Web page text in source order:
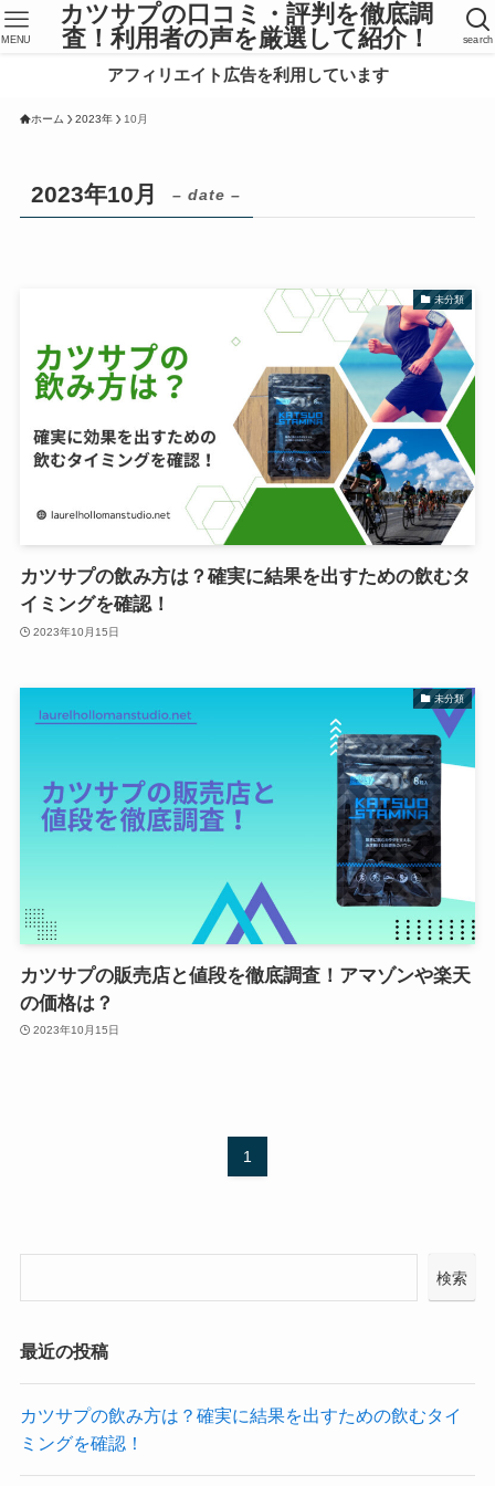
カツサプの口コミ・評判を徹底調
査！利用者の声を厳選して紹介！
search
MENU
アフィリエイト広告を利用しています
ホーム 2023年 10月
2023年10月 – date –
未分類
カツサプの飲み方は？確実に結果を出すための飲むタ
イミングを確認！
2023年10月15日
未分類
カツサプの販売店と値段を徹底調査！アマゾンや楽天
の価格は？
2023年10月15日
1
検索
最近の投稿
カツサプの飲み方は？確実に結果を出すための飲むタイ
ミングを確認！